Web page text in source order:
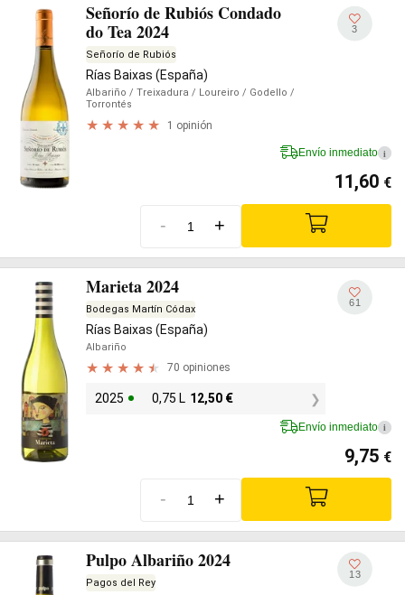
Señorío de Rubiós Condado
do Tea 2024
Señorío de Rubiós
Rías Baixas (España)
Albariño / Treixadura / Loureiro / Godello /
Torrontés
1 opinión
3
Envío inmediato i
11,60 €
- +
Marieta 2024
Bodegas Martín Códax
Rías Baixas (España)
Albariño
70 opiniones
2025 0,75 L 12,50 €
61
Envío inmediato i
9,75 €
- +
Pulpo Albariño 2024
Pagos del Rey
13